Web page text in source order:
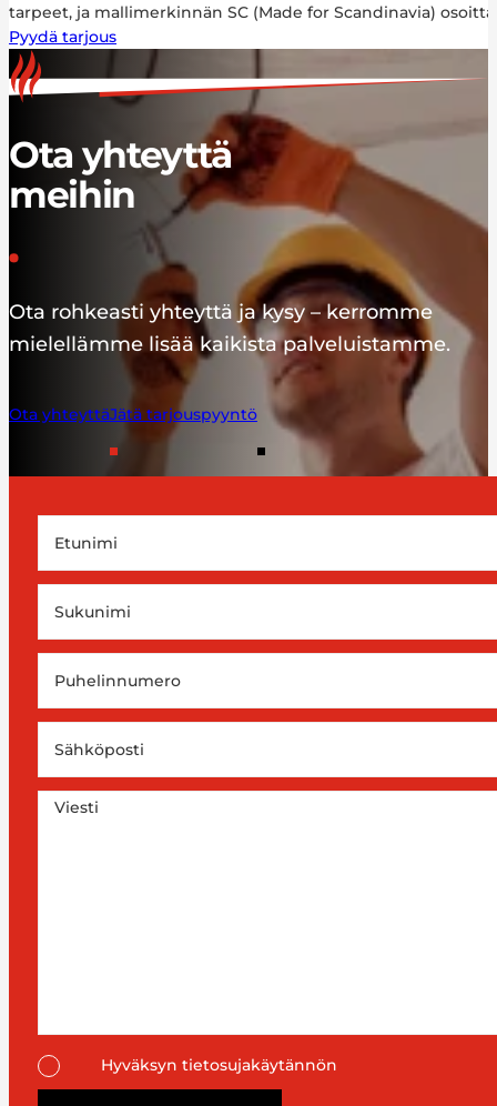
tarpeet, ja mallimerkinnän SC (Made for Scandinavia)
Pyydä tarjous
Ota yhteyttä
meihin
Ota rohkeasti yhteyttä ja kysy – kerromme
mielellämme lisää kaikista palveluistamme.
Ota yhteyttäJätä tarjouspyyntö
Hyväksyn tietosujakäytännön